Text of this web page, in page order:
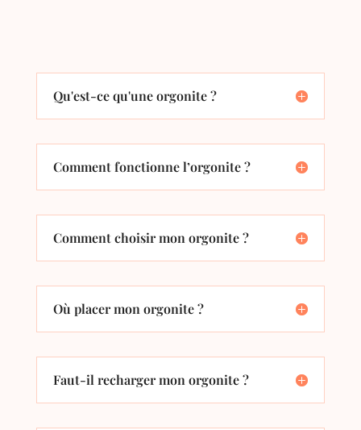
Qu'est-ce qu'une orgonite ?
Comment fonctionne l’orgonite ?
Comment choisir mon orgonite ?
Où placer mon orgonite ?
Faut-il recharger mon orgonite ?